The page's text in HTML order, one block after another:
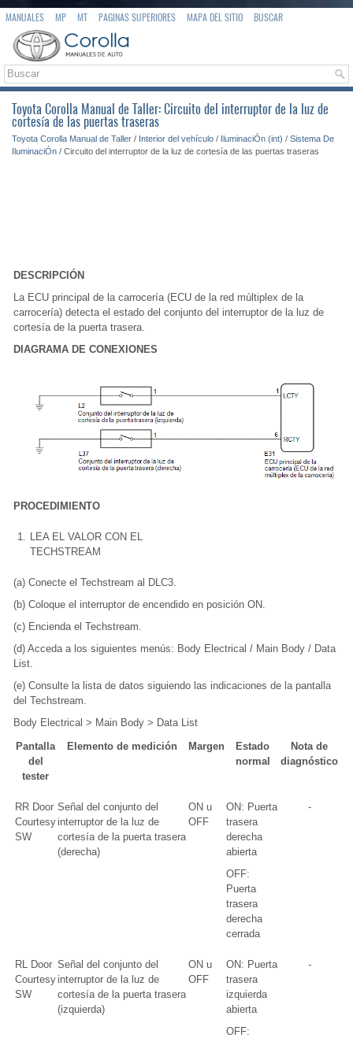
MANUALES MP MT PAGINAS SUPERIORES MAPA DEL SITIO BUSCAR
Toyota Corolla Manual de Taller: Circuito del interruptor de la luz de
cortesía de las puertas traseras
Toyota Corolla Manual de Taller / Interior del vehículo / IluminaciÓn (int) / Sistema De
IluminaciÓn / Circuito del interruptor de la luz de cortesía de las puertas traseras
DESCRIPCIÓN
La ECU principal de la carrocería (ECU de la red múltiplex de la
carrocería) detecta el estado del conjunto del interruptor de la luz de
cortesía de la puerta trasera.
DIAGRAMA DE CONEXIONES
PROCEDIMIENTO
1.
LEA EL VALOR CON EL
TECHSTREAM
(a) Conecte el Techstream al DLC3.
(b) Coloque el interruptor de encendido en posición ON.
(c) Encienda el Techstream.
(d) Acceda a los siguientes menús: Body Electrical / Main Body / Data
List.
(e) Consulte la lista de datos siguiendo las indicaciones de la pantalla
del Techstream.
Body Electrical > Main Body > Data List
Pantalla
del
tester
Elemento de medición Margen
Estado
normal
Nota de
diagnóstico
RR Door
Courtesy
SW
Señal del conjunto del
interruptor de la luz de
cortesía de la puerta trasera
(derecha)
ON u
OFF
ON: Puerta
trasera
derecha
abierta
OFF:
Puerta
trasera
derecha
cerrada
-
RL Door
Courtesy
SW
Señal del conjunto del
interruptor de la luz de
cortesía de la puerta trasera
(izquierda)
ON u
OFF
ON: Puerta
trasera
izquierda
abierta
OFF:
-